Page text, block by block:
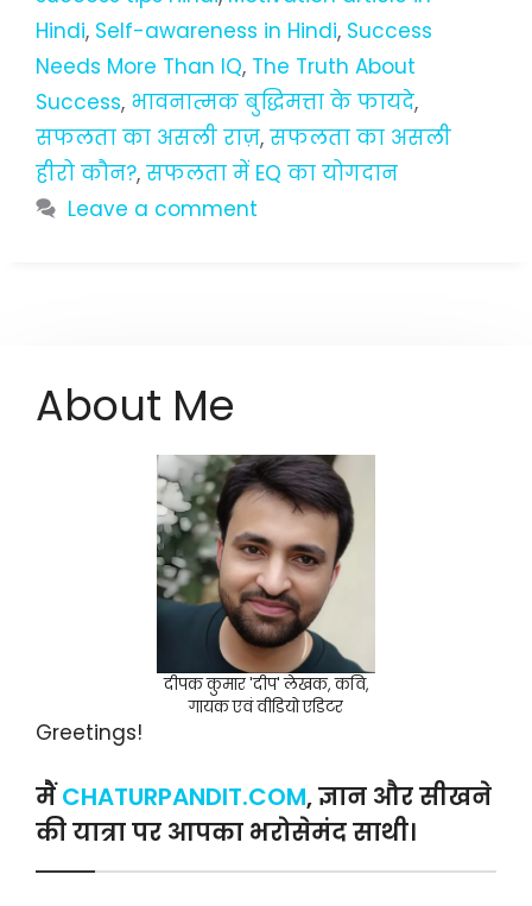
Hindi, Self-awareness in Hindi, Success
Needs More Than IQ, The Truth About
Success, भावनात्मक बुद्धिमत्ता के फायदे,
सफलता का असली राज़, सफलता का असली
हीरो कौन?, सफलता में EQ का योगदान
Leave a comment
About Me
दीपक कुमार 'दीप' लेखक, कवि,
गायक एवं वीडियो एडिटर
Greetings!
मैंCHATURPANDIT.COM, ज्ञान और सीखने
की यात्रा पर आपका भरोसेमंद साथी।